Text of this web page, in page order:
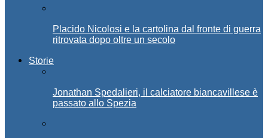
Placido Nicolosi e la cartolina dal fronte di guerra
ritrovata dopo oltre un secolo
Storie
Jonathan Spedalieri, il calciatore biancavillese è
passato allo Spezia